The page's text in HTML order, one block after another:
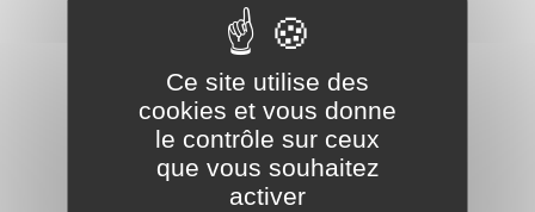
CASCHA Flûte à bec Marron doigté
Allemand - débutant
11,90 €
Ce site utilise des
cookies et vous donne
le contrôle sur ceux
que vous souhaitez
activer